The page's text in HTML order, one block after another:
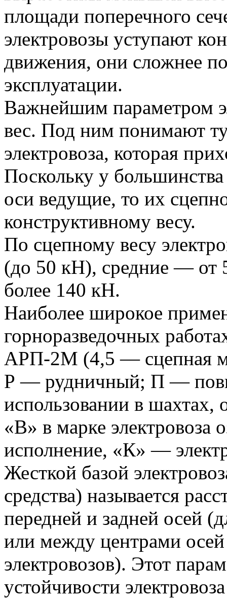
площади поперечного
электровозы уступают
движения, они сложнее
эксплуатации.
Важнейшим параметром
вес. Под ним понимают ту
электровоза, которая
Поскольку у
оси ведущие, то их
конструктивному весу.
По сцепному весу
(до 50 кН), средние —
более 140 кН.
Наиболее широкое
горноразведочных
АРП-2М (4,5 — сцепная
Р — рудничный; П —
использовании в шахтах,
«В» в марке электровоза
исполнение, «К» —
Жесткой базой
средства) называется
передней и задней осей
или между центрами
электровозов). Этот
устойчивости